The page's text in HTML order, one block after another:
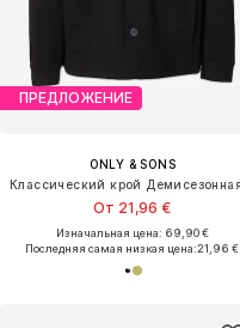
ПРЕДЛОЖЕНИЕ
ONLY & SONS
От 21,96 €
Изначальная цена: 69,90 €
Последняя самая низкая цена:21,96 €